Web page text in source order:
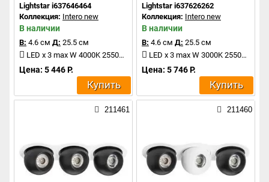
Lightstar i637646464
Коллекция: Intero new
В наличии
В: 4.6 см Д: 25.5 см
LED x 3 max W 4000K 2550Lm
Цена: 5 446 Р.
Купить
Lightstar i637626262
Коллекция: Intero new
В наличии
В: 4.6 см Д: 25.5 см
LED x 3 max W 3000K 2550Lm
Цена: 5 746 Р.
Купить
211461 211460